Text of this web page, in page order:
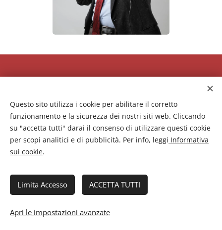
⑩La musica è
un'esperienza
sociale
I nostri antenati hanno trasmesso le
Questo sito utilizza i cookie per abilitare il corretto
funzionamento e la sicurezza dei nostri siti web. Cliccando
su "accetta tutti" darai il consenso di utilizzare questi cookie
per scopi analitici e di pubblicità. Per info, leggi Informativa
sui cookie.
Limita Accesso ACCETTA TUTTI
Apri le impostazioni avanzate